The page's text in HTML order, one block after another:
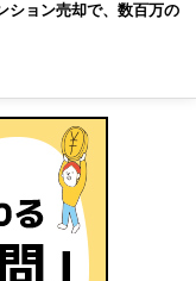
ション売却で、数百万の